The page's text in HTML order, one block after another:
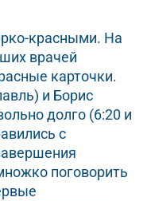
красными. На
врачей
карточки.
и Борис
долго (6:20 и
с
поговорить